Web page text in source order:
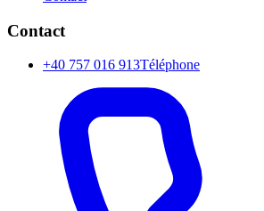
Contact
+40 757 016 913Téléphone